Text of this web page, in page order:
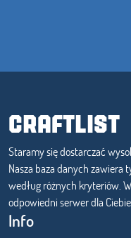
CRAFTLIST
Staramy się dostarczać
Nasza baza danych zawiera
według różnych kryteriów.
odpowiedni serwer dla Ciebie.
Info